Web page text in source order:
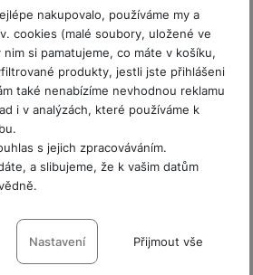
nakupovalo, používáme my a
cookies (malé soubory, uložené ve
si pamatujeme, co máte v košíku,
produkty, jestli jste přihlášeni
také nenabízíme nevhodnou reklamu
i v analýzách, které používáme k
s jejich zpracováváním.
a slibujeme, že k vašim datům
s kategoriemi
Nastavení Přijmout vše
online streamech.
5G připlouvá na trh s krásně
(jen 7,9 mm),zeštíhlenými
rozložením objektivů a s
, a to ve třech ladných
jednoduchost a jasně
garantuje hned šest
operačního systému. To
Samsung Galaxy A16 5G.
příběhy nejprchavějších
krásu při procházkách